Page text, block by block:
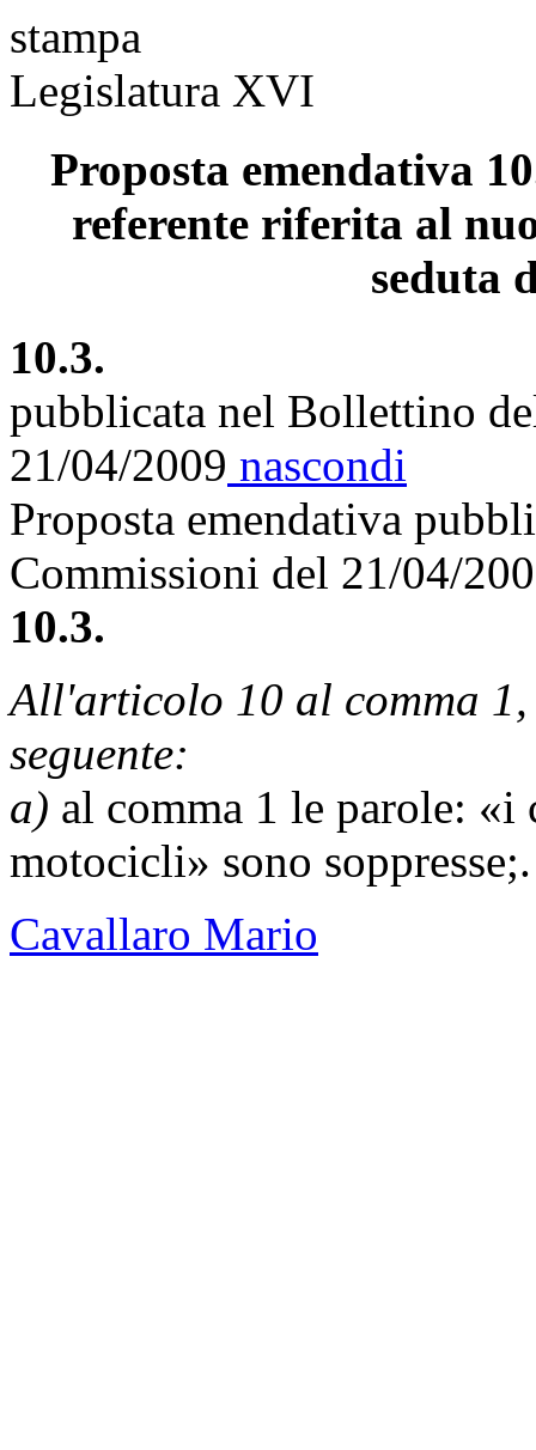
stampa
Legislatura XVI
Proposta emendativa
referente riferita al
seduta
10.3.
pubblicata nel Bollettino
21/04/2009 nascondi
Proposta emendativa
Commissioni del 21/04/
10.3.
All'articolo 10 al comma
seguente:
a) al comma 1 le parole:
motocicli» sono soppresse;.
Cavallaro Mario